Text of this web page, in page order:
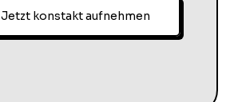
Jetzt konstakt aufnehmen